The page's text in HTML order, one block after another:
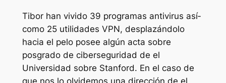
Tibor han vivido 39 programas antivirus así­
como 25 utilidades VPN, desplazándolo
hacia el pelo posee algún acta sobre
posgrado de ciberseguridad de el
Universidad sobre Stanford. En el caso de